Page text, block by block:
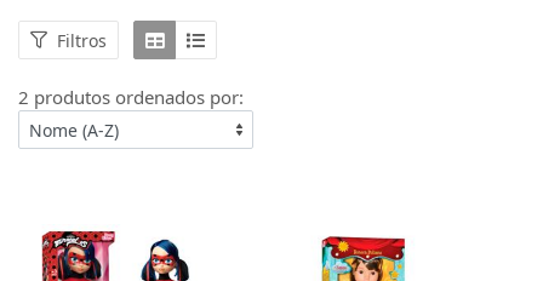
Filtros
2 produtos ordenados por: